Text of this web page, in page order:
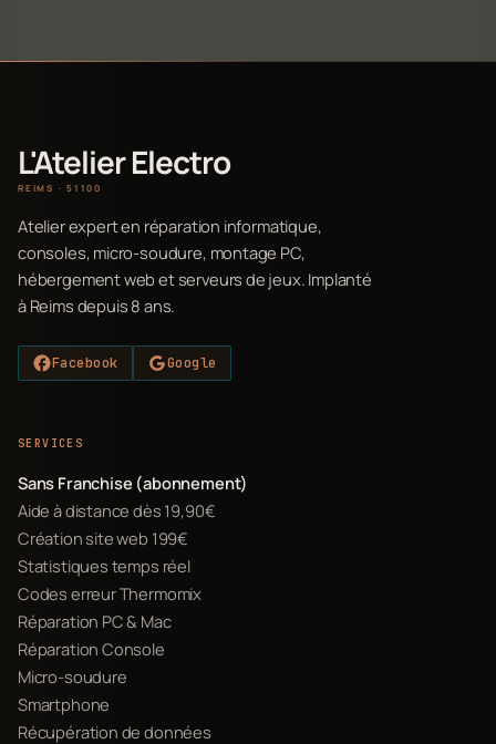
L'Atelier Electro
REIMS · 51100
Atelier expert en réparation informatique,
consoles, micro-soudure, montage PC,
hébergement web et serveurs de jeux. Implanté
à Reims depuis 8 ans.
Facebook Google
SERVICES
Sans Franchise (abonnement)
Aide à distance dès 19,90€
Création site web 199€
Statistiques temps réel
Codes erreur Thermomix
Réparation PC & Mac
Réparation Console
Micro-soudure
Smartphone
Récupération de données